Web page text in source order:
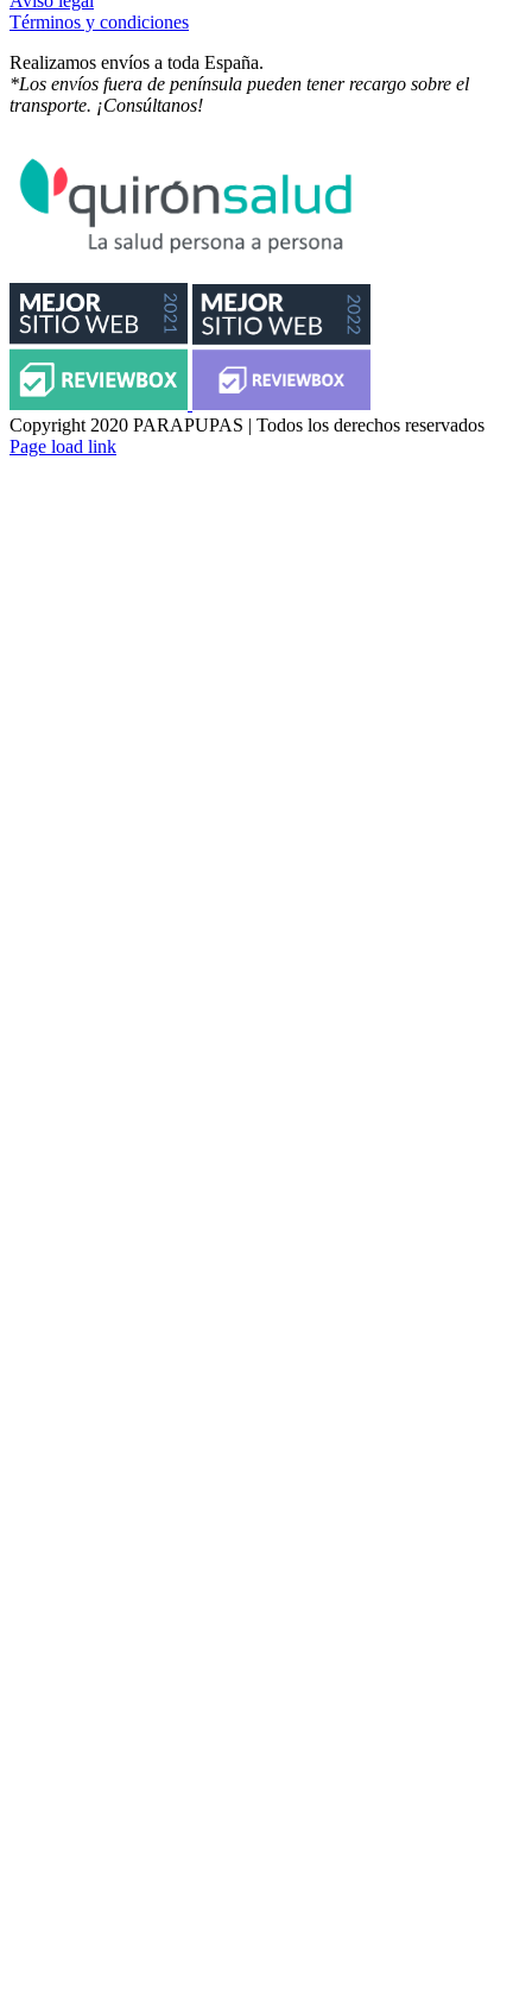
Términos y condiciones
Realizamos envíos a toda España.
*Los envíos fuera de península pueden tener recargo sobre el
transporte. ¡Consúltanos!
Copyright 2020 PARAPUPAS | Todos los derechos reservados
Facebook
Instagram
Page load link